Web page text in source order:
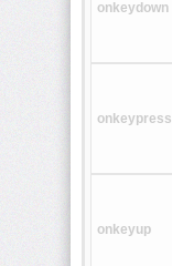
<output>
onkeydown
onkeypress
onkeyup